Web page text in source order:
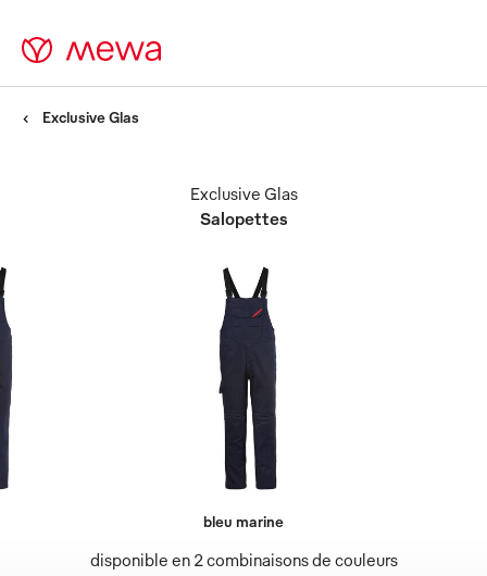
Exclusive Glas
Salopettes
Exclusive Glas
disponible en 2 combinaisons de couleurs
bleu marine